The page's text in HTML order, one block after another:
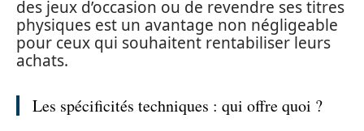
des jeux d’occasion ou de revendre ses titres
physiques est un avantage non négligeable
pour ceux qui souhaitent rentabiliser leurs
achats.
Les spécificités techniques : qui offre quoi ?